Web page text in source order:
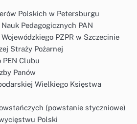
Polskich w Petersburgu
Pedagogicznych PAN
PZPR w Szczecinie
Straży Pożarnej
PEN Clubu
Panów
Wielkiego Księstwa
(powstanie styczniowe)
Polski